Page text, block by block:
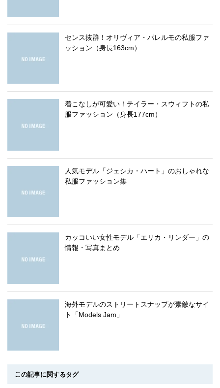
センス抜群！オリヴィア・パレルモの私服ファ
ッション（身長163cm）
着こなしが可愛い！テイラー・スウィフトの私
服ファッション（身長177cm）
人気モデル「ジェシカ・ハート」のおしゃれな
私服ファッション集
カッコいい女性モデル「エリカ・リンダー」の
情報・写真まとめ
海外モデルのストリートスナップが素敵なサイ
ト「Models Jam」
この記事に関するタグ